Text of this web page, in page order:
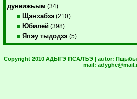
дунеижьым (34)
Щэнхабзэ (210)
Юбилей (398)
Япэу тыдодзэ (5)
Copyright 2010 АДЫГЭ ПСАЛЪЭ | autor:
mail: